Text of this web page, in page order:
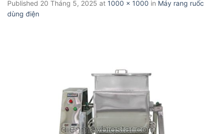
Published 20 Tháng 5, 2025 at 1000 × 1000 in Máy rang ruốc
dùng điện